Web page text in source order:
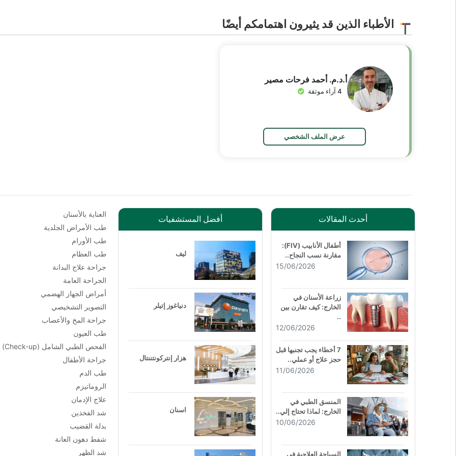
الأطباء الذين قد يثيرون اهتمامكم أيضًا
أ.د.م. أحمد فرحات مصير
4 آراء موثقة
عرض الملف الشخصي
أحدث المقالات
أطفال الأنابيب (FIV):
مقارنة نسب النجاح..
15/06/2026
زراعة الأسنان في
الخارج: كيف تقارن بين
..
12/06/2026
7 أخطاء يجب تجنبها قبل
حجز علاج أو عملي..
11/06/2026
المنسق الطبي في
الخارج: لماذا تحتاج إلي..
10/06/2026
السياحة العلاجية في
أفضل المستشفيات
ليف
دنياغوز إتيلر
هزار إنتركونتننتال
اسنان
العناية بالأسنان
طب الأمراض الجلدية
طب الأورام
طب العظام
جراحة علاج البدانة
الجراحة العامة
أمراض الجهاز الهضمي
التصوير التشخيصي
جراحة المخ والأعصاب
طب العيون
الفحص الطبي الشامل (Check-up)
جراحة الأطفال
طب الدم
الروماتيزم
علاج الإدمان
شد الفخذين
بدلة القضيب
شفط دهون العانة
شد الظهر